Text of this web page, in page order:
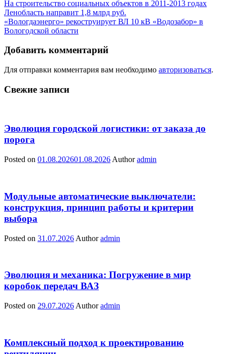
На строительство социальных объектов в 2011-2013 годах
Ленобласть направит 1,8 млрд руб.
«Вологдаэнерго» рекоструирует ВЛ 10 кВ «Водозабор» в
Вологодской области
Добавить комментарий
Для отправки комментария вам необходимо авторизоваться.
Свежие записи
Эволюция городской логистики: от заказа до
порога
Posted on 01.08.202601.08.2026 Author admin
Модульные автоматические выключатели:
конструкция, принцип работы и критерии
выбора
Posted on 31.07.2026 Author admin
Эволюция и механика: Погружение в мир
коробок передач ВАЗ
Posted on 29.07.2026 Author admin
Комплексный подход к проектированию